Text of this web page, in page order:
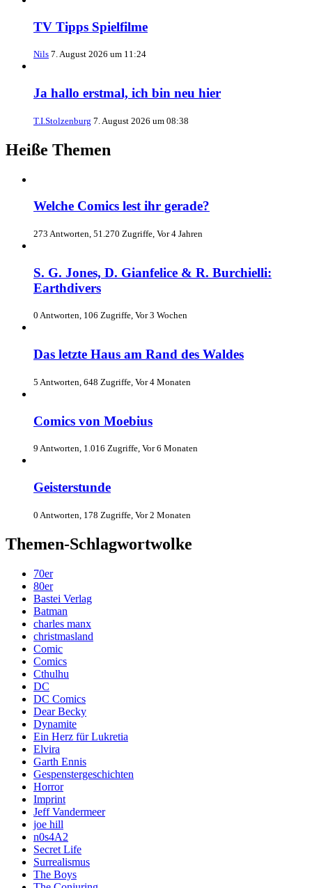
TV Tipps Spielfilme
Nils 7. August 2026 um 11:24
Ja hallo erstmal, ich bin neu hier
T.I.Stolzenburg 7. August 2026 um 08:38
Heiße Themen
Welche Comics lest ihr gerade?
273 Antworten, 51.270 Zugriffe, Vor 4 Jahren
S. G. Jones, D. Gianfelice & R. Burchielli:
Earthdivers
0 Antworten, 106 Zugriffe, Vor 3 Wochen
Das letzte Haus am Rand des Waldes
5 Antworten, 648 Zugriffe, Vor 4 Monaten
Comics von Moebius
9 Antworten, 1.016 Zugriffe, Vor 6 Monaten
Geisterstunde
0 Antworten, 178 Zugriffe, Vor 2 Monaten
Themen-Schlagwortwolke
70er
80er
Bastei Verlag
Batman
charles manx
christmasland
Comic
Comics
Cthulhu
DC
DC Comics
Dear Becky
Dynamite
Ein Herz für Lukretia
Elvira
Garth Ennis
Gespenstergeschichten
Horror
Imprint
Jeff Vandermeer
joe hill
n0s4A2
Secret Life
Surrealismus
The Boys